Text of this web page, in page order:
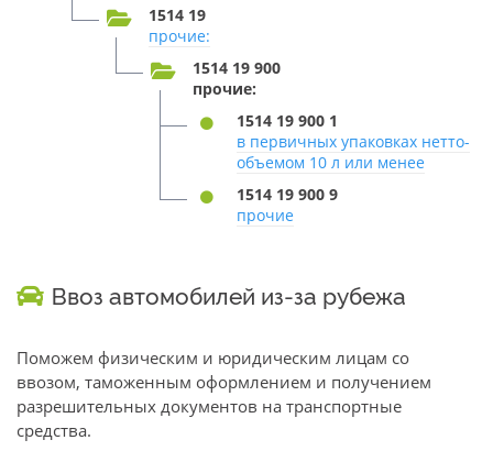
1514 19
прочие:
1514 19 900
прочие:
1514 19 900 1
в первичных упаковках нетто-
объемом 10 л или менее
1514 19 900 9
прочие
Ввоз автомобилей из-за рубежа
Поможем физическим и юридическим лицам со
ввозом, таможенным оформлением и получением
разрешительных документов на транспортные
средства.